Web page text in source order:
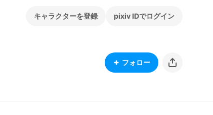
キャラクターを登録 pixiv IDでログイン
フォロー